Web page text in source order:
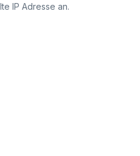
IP Adresse an.